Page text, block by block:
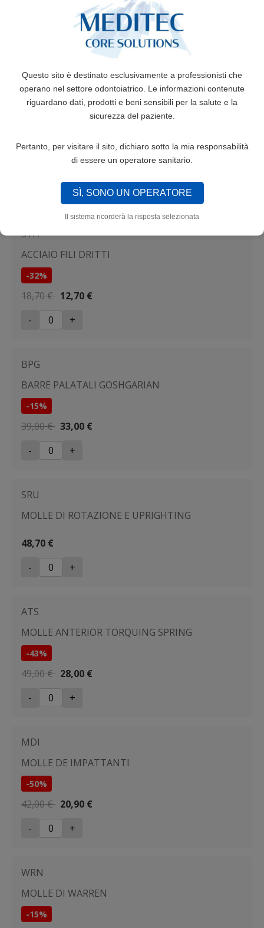
Questo sito è destinato esclusivamente a professionisti che
operano nel settore odontoiatrico. Le informazioni contenute
riguardano dati, prodotti e beni sensibili per la salute e la
sicurezza del paziente.
Pertanto, per visitare il sito, dichiaro sotto la mia responsabilità
di essere un operatore sanitario.
SÌ, SONO UN OPERATORE
Il sistema ricorderà la risposta selezionata
ACCIAIO FILI DRITTI INTRECCIATI
16,40 €
-
+
+
STA
ACCIAIO FILI DRITTI
-32%
18,70 € 12,70 €
-
+
BPG
BARRE PALATALI GOSHGARIAN
-15%
39,00 € 33,00 €
-
+
SRU
MOLLE DI ROTAZIONE E UPRIGHTING
48,70 €
-
+
ATS
MOLLE ANTERIOR TORQUING SPRING
-43%
49,00 € 28,00 €
-
+
MDI
MOLLE DE IMPATTANTI
-50%
42,00 € 20,90 €
-
+
WRN
MOLLE DI WARREN
-15%